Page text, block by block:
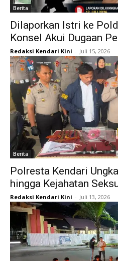
Berita
Dilaporkan Istri ke
Konsel Akui Dugaan
Redaksi Kendari Kini - Juli 15, 2026
Berita
Polresta Kendari
hingga Kejahatan
Redaksi Kendari Kini - Juli 13, 2026